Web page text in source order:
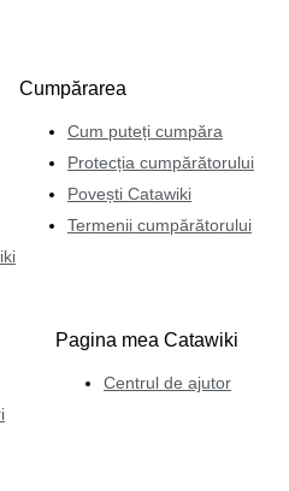
Cumpărarea
Cum puteți cumpăra
Protecția cumpărătorului
Povești Catawiki
Termenii cumpărătorului
Pagina mea Catawiki
Centrul de ajutor